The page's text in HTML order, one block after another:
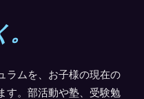
ラムを、お子様の現在の
す。部活動や塾、受験勉